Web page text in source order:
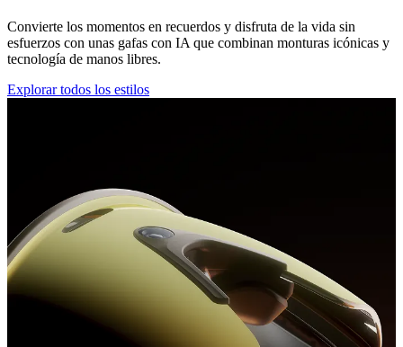
Convierte los momentos en recuerdos y disfruta de la vida sin
esfuerzos con unas gafas con IA que combinan monturas icónicas y
tecnología de manos libres.
Explorar todos los estilos